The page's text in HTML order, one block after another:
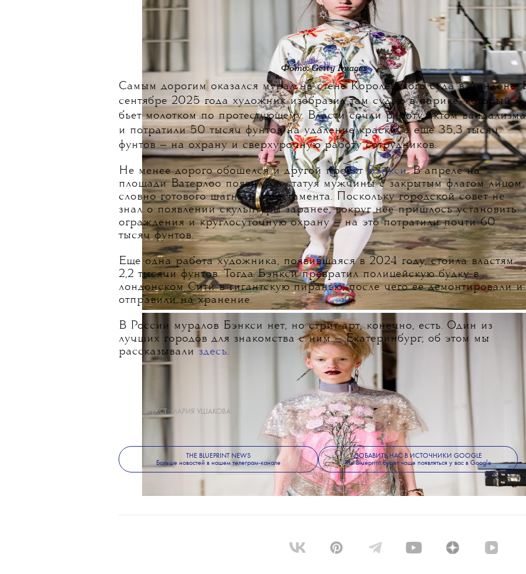
Фото: Getty Images
Самым дорогим оказался мурал на стене Королевского суда в Лондоне.
сентябре 2025 года художник изобразил там судью в парике, который
бьет молотком по протестующему. Власти сочли работу актом вандализма
и потратили 50 тысяч фунтов на удаление краски, а еще 35,3 тысяч
фунтов — на охрану и сверхурочную работу сотрудников.
Не менее дорого обошелся и другой проектБэнкси. В апреле на
площади Ватерлоо появилась статуя мужчины с закрытым флагом лицом,
словно готового шагнуть с постамента. Поскольку городской совет не
знал о появлении скульптуры заранее, вокруг нее пришлось установить
ограждения и круглосуточную охрану — на это потратили почти 60
тысяч фунтов.
Еще одна работа художника, появившаяся в 2024 году, стоила властям
2,2 тысячи фунтов. Тогда Бэнкси превратил полицейскую будку в
лондонском Сити в гигантскую пиранью, после чего ее демонтировали и
отправили на хранение.
В России муралов Бэнкси нет, но стрит-арт, конечно, есть. Один из
лучших городов для знакомства с ним — Екатеринбург; об этом мы
рассказывализдесь.
ТЕКСТ: МАРИЯ УШАКОВА
THE BLUEPRINT NEWS
Больше новостей в нашем телеграм-канале
ДОБАВИТЬ НАС В ИСТОЧНИКИ GOOGLE
The Blueprint будет чаще появляться у вас в Google